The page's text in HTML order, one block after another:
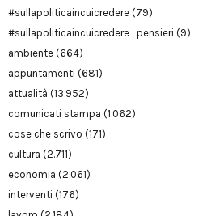
#sullapoliticaincuicredere (79)
#sullapoliticaincuicredere_pensieri (9)
ambiente (664)
appuntamenti (681)
attualità (13.952)
comunicati stampa (1.062)
cose che scrivo (171)
cultura (2.711)
economia (2.061)
interventi (176)